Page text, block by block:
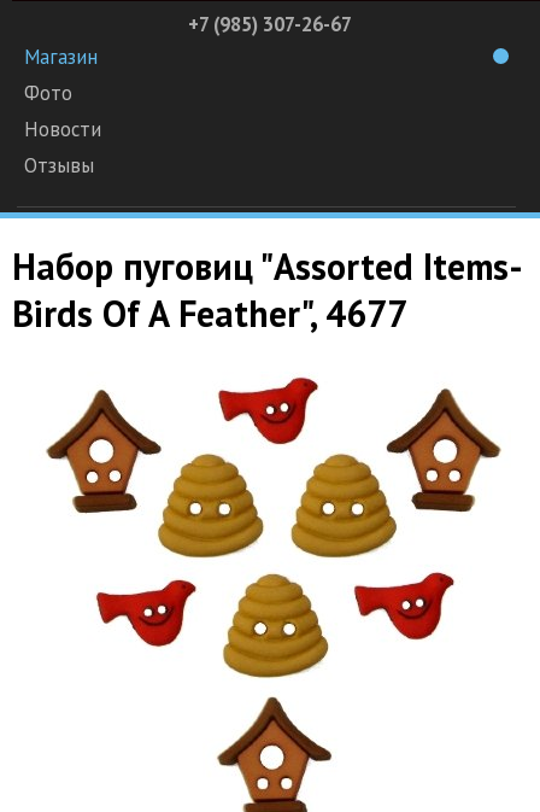
+7 (985) 307-26-67
Магазин
Фото
Новости
Отзывы
Набор пуговиц "Assorted Items-
Birds Of A Feather", 4677